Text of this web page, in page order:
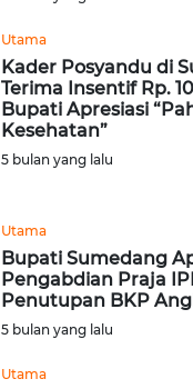
Utama
Kader Posyandu di
Terima Insentif Rp.
Bupati Apresiasi
Kesehatan”
5 bulan yang lalu
Utama
Bupati Sumedang
Pengabdian Praja
Penutupan BKP
5 bulan yang lalu
Utama